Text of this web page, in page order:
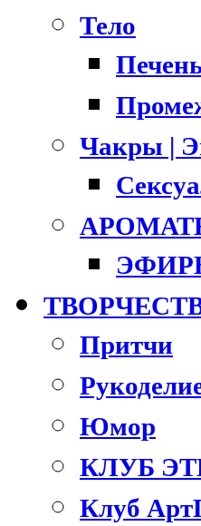
Тело
Чакры |
Притчи
Юмор
КЛУБ
Клуб